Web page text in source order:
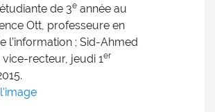
de 3e année au
Ott, professeure en
l’information ; Sid-Ahmed
vice-recteur, jeudi 1er